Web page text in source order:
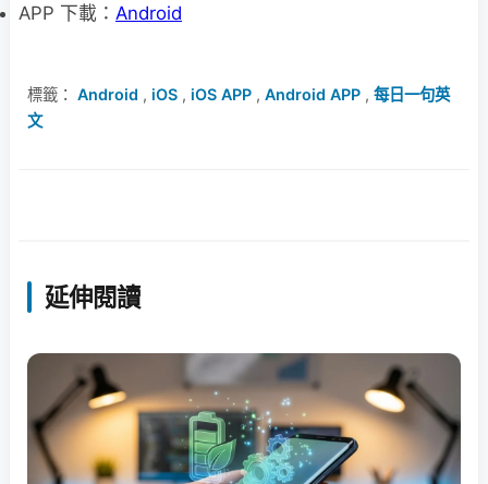
APP 下載： Android
標籤： Android , iOS , iOS APP , Android APP , 每日一句英
文
延伸閱讀